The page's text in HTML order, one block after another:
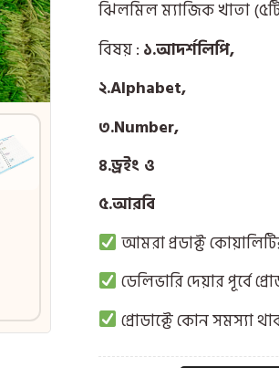
ঝিলমিল ম্যাজিক খাতা
বিষয় : ১.আদর্শলিপি,
২.Alphabet,
৩.Number,
৪.ড্রইং ও
৫.আরবি
আমরা প্রডাক্ট
ডেলিভারি দেয়ার পূর্বে
প্রোডাক্টে কোন সমস্যা